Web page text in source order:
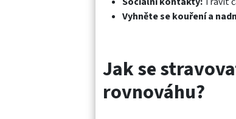
Vyhněte se kouření a
Jak se
rovnováhu?